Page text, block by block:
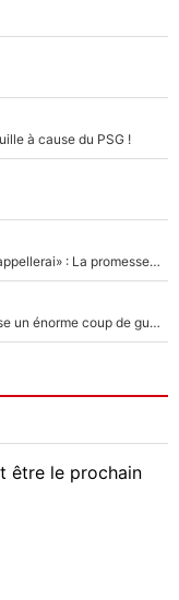
à cause du PSG !
Mercato - OM - «Dès que je prends un club, je t’appellerai» : La promesse de Marcelino au moment de claquer la porte
Victime de racisme contre Murray, Kyrgios pousse un énorme coup de gueule !
être le prochain